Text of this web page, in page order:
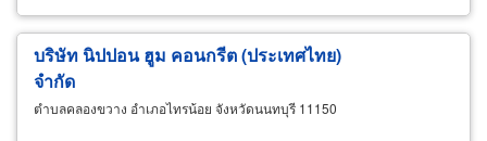
จำกัด
บริษัท นิปปอน ฮูม คอนกรีต (ประเทศไทย)
จำกัด
ตำบลคลองขวาง อำเภอไทรน้อย จังหวัดนนทบุรี 11150